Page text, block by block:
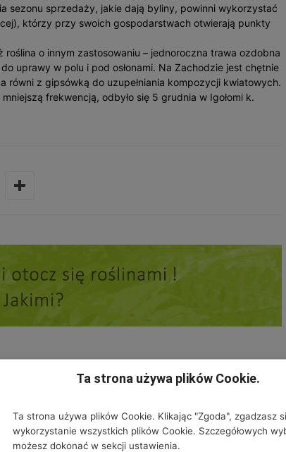
sezonu sprzedaży, jakie dają byliny, powinni wykorzystać
którzy przy swoich gospodarstwach otwierają punkty
roślina o innym zastosowaniu – jednoroczna trawa ozdobna
uprawy w polu i pod osłonami. Na Zachodzie jest chętnie
równi z gipsówką do uzupełniania kompozycji kwiatowych.
frekwencją, odbyło się 5 grudnia w Igołomi k.
AUTORA
Ta strona używa plików Cookie.
Ta strona używa plików Cookie. Klikając "Zgoda", zgadzasz
wykorzystanie wszystkich plików Cookie. Szczegółowych
możesz dokonać w sekcji ustawienia.